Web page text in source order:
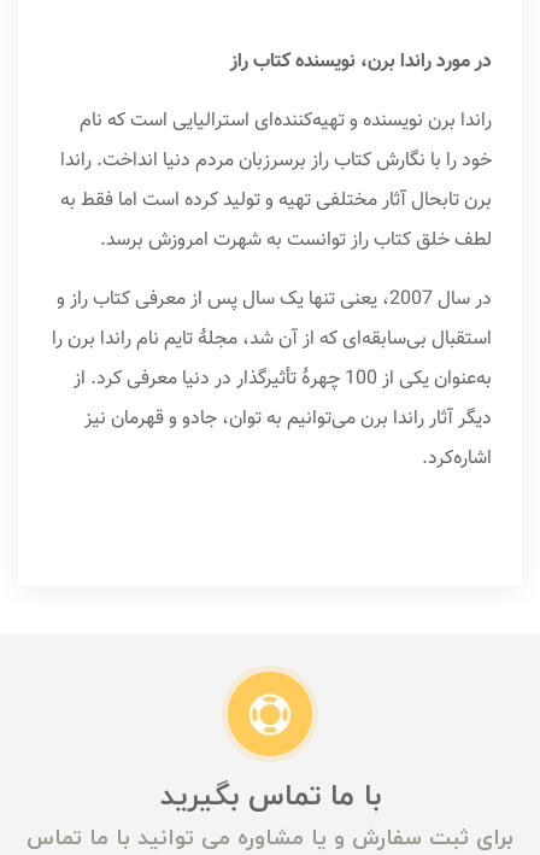
در مورد راندا برن، نویسنده کتاب راز
راندا برن نویسنده و تهیه‌کننده‌ای استرالیایی است که نام
خود را با نگارش کتاب راز برسرزبان مردم دنیا انداخت. راندا
برن تابحال آثار مختلفی تهیه و تولید کرده است اما فقط به
لطف خلق کتاب راز توانست به شهرت امروزش برسد.
در سال 2007، یعنی تنها یک سال پس از معرفی کتاب راز و
استقبال بی‌سابقه‌ای که از آن شد، مجلۀ تایم نام راندا برن را
به‌عنوان یکی از 100 چهرۀ تأثیرگذار در دنیا معرفی کرد. از
دیگر آثار راندا برن می‌توانیم به توان، جادو و قهرمان نیز
اشاره‌کرد.
با ما تماس بگیرید
برای ثبت سفارش و یا مشاوره می توانید با ما تماس